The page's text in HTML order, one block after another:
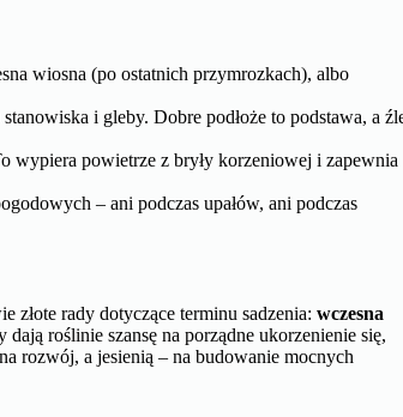
wiosna (po ostatnich przymrozkach), albo
i gleby. Dobre podłoże to podstawa, a
wypiera powietrze z bryły korzeniowej i zapewnia
– ani podczas upałów, ani podczas
złote rady dotyczące terminu sadzenia:wczesna
dają roślinie szansę na porządne ukorzenienie się,
rozwój, a jesienią – na budowanie mocnych